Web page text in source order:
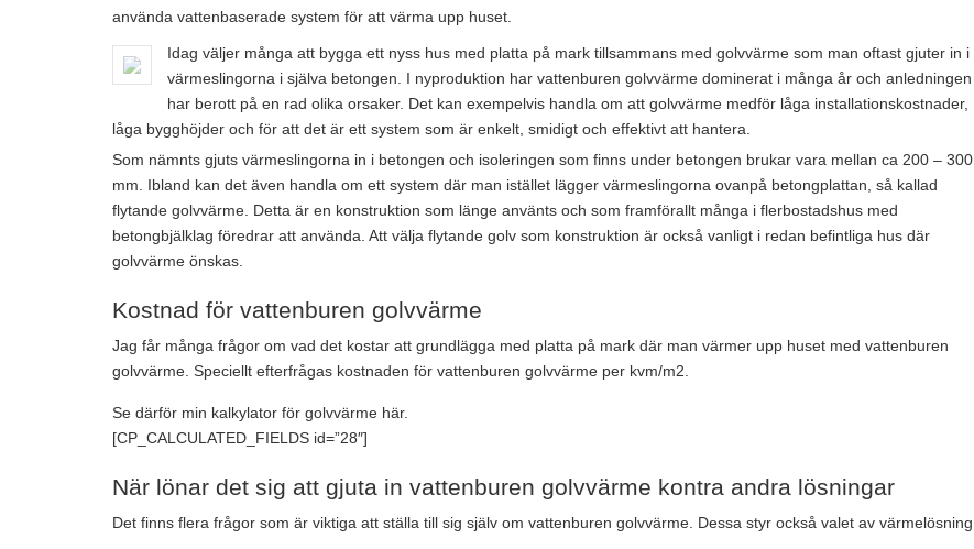
använda vattenbaserade system för att värma upp huset.
Idag väljer många att bygga ett nyss hus med platta på mark tillsammans med golvvärme som man oftast gjuter in i
värmeslingorna i själva betongen. I nyproduktion har vattenburen golvvärme dominerat i många år och anledningen
har berott på en rad olika orsaker. Det kan exempelvis handla om att golvvärme medför låga installationskostnader,
låga bygghöjder och för att det är ett system som är enkelt, smidigt och effektivt att hantera.
Som nämnts gjuts värmeslingorna in i betongen och isoleringen som finns under betongen brukar vara mellan ca 200 – 300
mm. Ibland kan det även handla om ett system där man istället lägger värmeslingorna ovanpå betongplattan, så kallad
flytande golvvärme. Detta är en konstruktion som länge använts och som framförallt många i flerbostadshus med
betongbjälklag föredrar att använda. Att välja flytande golv som konstruktion är också vanligt i redan befintliga hus där
golvvärme önskas.
Kostnad för vattenburen golvvärme
Jag får många frågor om vad det kostar att grundlägga med platta på mark där man värmer upp huset med vattenburen
golvvärme. Speciellt efterfrågas kostnaden för vattenburen golvvärme per kvm/m2.
Se därför min kalkylator för golvvärme här.
[CP_CALCULATED_FIELDS id=”28″]
När lönar det sig att gjuta in vattenburen golvvärme kontra andra lösningar
Det finns flera frågor som är viktiga att ställa till sig själv om vattenburen golvvärme. Dessa styr också valet av värmelösning.